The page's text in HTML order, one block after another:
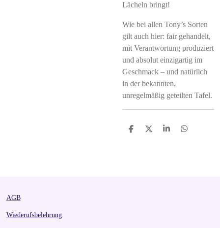
Lächeln bringt!
Wie bei allen Tony’s Sorten
gilt auch hier: fair gehandelt,
mit Verantwortung produziert
und absolut einzigartig im
Geschmack – und natürlich
in der bekannten,
unregelmäßig geteilten Tafel.
S
S
S
S
AGB
Wiederufsbelehrung